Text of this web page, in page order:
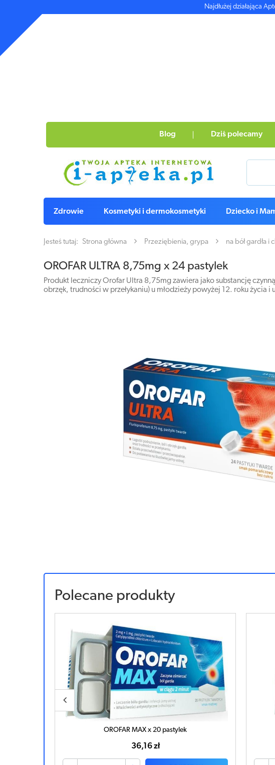
Najdłużej działająca
Blog Dziś polecamy
Zdrowie Kosmetyki i dermokosmetyki Dziecko i
Jesteś tutaj: Strona główna Przeziębienia, grypa na bół gardła i
OROFAR ULTRA 8,75mg x 24 pastylek
Produkt leczniczy Orofar Ultra 8,75mg zawiera jako substancję
obrzęk, trudności w przełykaniu) u młodzieży powyżej 12. roku życia i
Polecane produkty
OROFAR MAX x 20 pastylek
36,16 zł